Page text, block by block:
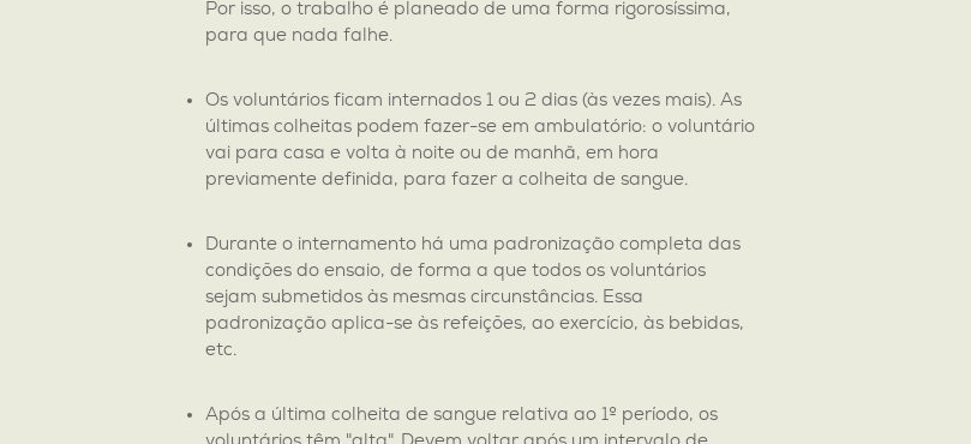
Por isso, o trabalho é planeado de uma forma rigorosíssima,
para que nada falhe.
Os voluntários ficam internados 1 ou 2 dias (às vezes mais). As
últimas colheitas podem fazer-se em ambulatório: o voluntário
vai para casa e volta à noite ou de manhã, em hora
previamente definida, para fazer a colheita de sangue.
Durante o internamento há uma padronização completa das
condições do ensaio, de forma a que todos os voluntários
sejam submetidos às mesmas circunstâncias. Essa
padronização aplica-se às refeições, ao exercício, às bebidas,
etc.
Após a última colheita de sangue relativa ao 1º período, os